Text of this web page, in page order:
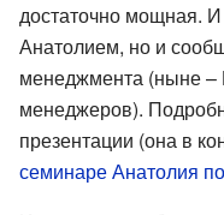
достаточно мощная.
Анатолием, но и
менеджмента (ныне –
менеджеров).
презентации (она в
семинаре Анатолия